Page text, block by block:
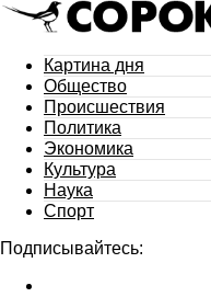
Картина дня
Общество
Происшествия
Политика
Экономика
Культура
Наука
Спорт
Подписывайтесь: